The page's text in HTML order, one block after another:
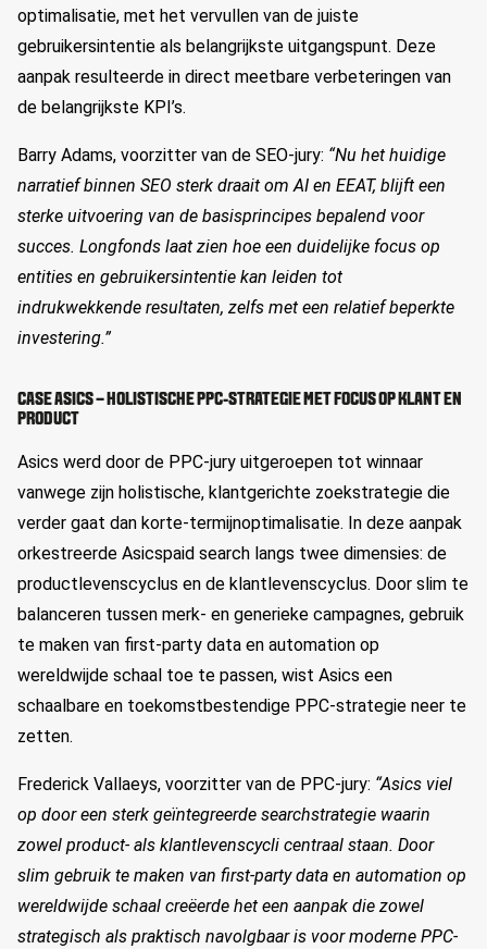
optimalisatie, met het vervullen van de juiste
gebruikersintentie als belangrijkste uitgangspunt. Deze
aanpak resulteerde in direct meetbare verbeteringen van
de belangrijkste KPI’s.
Barry Adams, voorzitter van de SEO-jury: “Nu het huidige
narratief binnen SEO sterk draait om AI en EEAT, blijft een
sterke uitvoering van de basisprincipes bepalend voor
succes. Longfonds laat zien hoe een duidelijke focus op
entities en gebruikersintentie kan leiden tot
indrukwekkende resultaten, zelfs met een relatief beperkte
investering.”
CASEASICS– HOLISTISCHE PPC-STRATEGIE MET FOCUS OP KLANT EN
PRODUCT
Asics werd door de PPC-jury uitgeroepen tot winnaar
vanwege zijn holistische, klantgerichte zoekstrategie die
verder gaat dan korte-termijnoptimalisatie. In deze aanpak
orkestreerde Asicspaid search langs twee dimensies: de
productlevenscyclus en de klantlevenscyclus. Door slim te
balanceren tussen merk- en generieke campagnes, gebruik
te maken van first-party data en automation op
wereldwijde schaal toe te passen, wist Asics een
schaalbare en toekomstbestendige PPC-strategie neer te
zetten.
Frederick Vallaeys, voorzitter van de PPC-jury: “Asics viel
op door een sterk geïntegreerde searchstrategie waarin
zowel product- als klantlevenscycli centraal staan. Door
slim gebruik te maken van first-party data en automation op
wereldwijde schaal creëerde het een aanpak die zowel
strategisch als praktisch navolgbaar is voor moderne PPC-